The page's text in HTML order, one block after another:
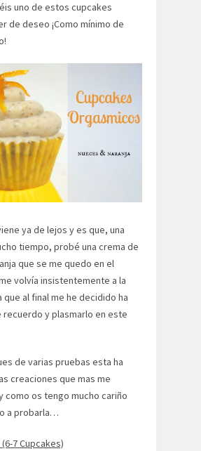
uno de estos cupcakes
de deseo ¡Como mínimo de
ya de lejos y es que, una
tiempo, probé una crema de
que se me quedo en el
volvía insistentemente a la
que al final me he decidido ha
y plasmarlo en este
de varias pruebas esta ha
creaciones que mas me
como os tengo mucho cariño
a probarla…
7 Cupcakes)